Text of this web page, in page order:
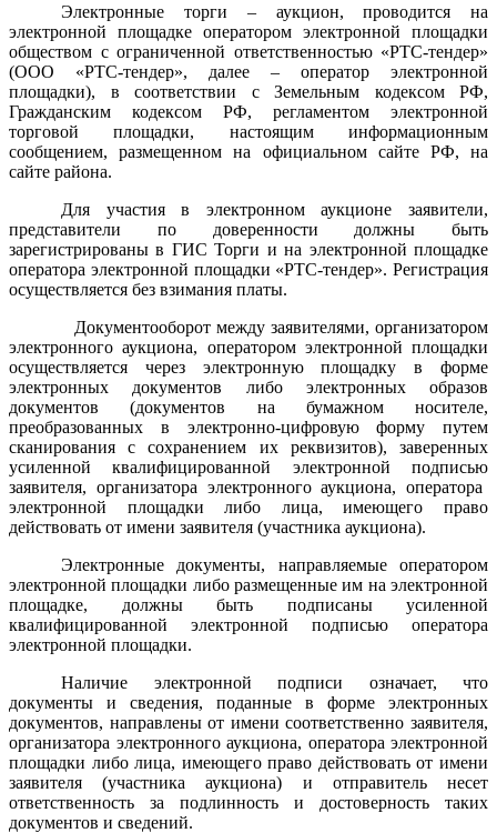
Электронные торги – аукцион, проводится на
электронной площадке оператором электронной площадки
обществом с ограниченной ответственностью «РТС-тендер»
(ООО «РТС-тендер», далее – оператор электронной
площадки), в соответствии с Земельным кодексом РФ,
Гражданским кодексом РФ, регламентом электронной
торговой площадки, настоящим информационным
сообщением, размещенном на официальном сайте РФ, на
сайте района.
Для участия в электронном аукционе заявители,
представители по доверенности должны быть
зарегистрированы в ГИС Торги и на электронной площадке
оператора электронной площадки «РТС-тендер». Регистрация
осуществляется без взимания платы.
Документооборот между заявителями, организатором
электронного аукциона, оператором электронной площадки
осуществляется через электронную площадку в форме
электронных документов либо электронных образов
документов (документов на бумажном носителе,
преобразованных в электронно-цифровую форму путем
сканирования с сохранением их реквизитов), заверенных
усиленной квалифицированной электронной подписью
заявителя, организатора электронного аукциона, оператора
электронной площадки либо лица, имеющего право
действовать от имени заявителя (участника аукциона).
Электронные документы, направляемые оператором
электронной площадки либо размещенные им на электронной
площадке, должны быть подписаны усиленной
квалифицированной электронной подписью оператора
электронной площадки.
Наличие электронной подписи означает, что
документы и сведения, поданные в форме электронных
документов, направлены от имени соответственно заявителя,
организатора электронного аукциона, оператора электронной
площадки либо лица, имеющего право действовать от имени
заявителя (участника аукциона) и отправитель несет
ответственность за подлинность и достоверность таких
документов и сведений.